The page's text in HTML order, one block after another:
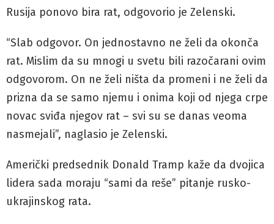
Rusija ponovo bira rat, odgovorio je Zelenski.
“Slab odgovor. On jednostavno ne želi da okonča
rat. Mislim da su mnogi u svetu bili razočarani ovim
odgovorom. On ne želi ništa da promeni i ne želi da
prizna da se samo njemu i onima koji od njega crpe
novac sviđa njegov rat – svi su se danas veoma
nasmejali”, naglasio je Zelenski.
Američki predsednik Donald Tramp kaže da dvojica
lidera sada moraju “sami da reše” pitanje rusko-
ukrajinskog rata.